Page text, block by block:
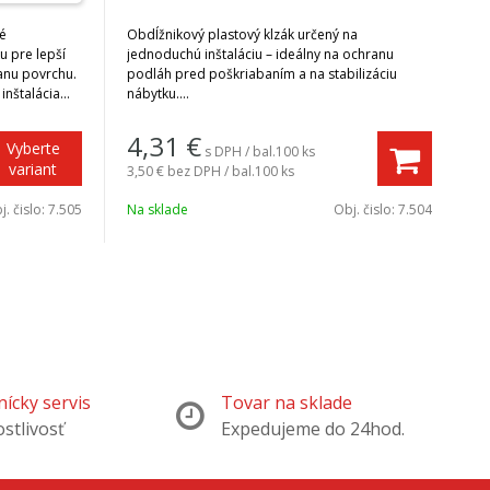
pre lepší
povrchu.
17 mm
klzák
Vyberte
variant
čislo: 7.505
Obdĺžnikový plastový klzák určený na
jednoduchú inštaláciu – ideálny na ochranu
podláh pred poškriabaním a na stabilizáciu
nábytku.
aplikácia bez nutnosti použitia nástrojov či
lepidla.
Jednoduchá montáž– klzák sa ľahko naráža na
Ochrana podlahy
– ideálny na prevenciu
4,31 € s DPH / bal.100 ks
3,50 € bez DPH / bal.100 ks
Na sklade Obj. čislo: 7.504
servis
Tovar na sklade
Expedujeme do 24hod.